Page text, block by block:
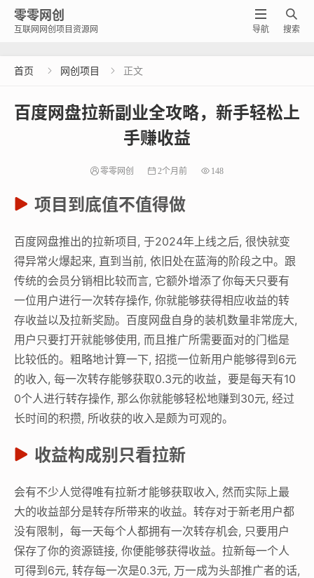
零零网创
互联网网创项目资源网

搜索

导航
首页  网创项目  正文
百度网盘拉新副业全攻略，新手轻松上
手赚收益
零零网创 2个月前 148
项目到底值不值得做
百度网盘推出的拉新项目, 于2024年上线之后, 很快就变
得异常火爆起来, 直到当前, 依旧处在蓝海的阶段之中。跟
传统的会员分销相比较而言, 它额外增添了你每天只要有
一位用户进行一次转存操作, 你就能够获得相应收益的转
存收益以及拉新奖励。百度网盘自身的装机数量非常庞大,
用户只要打开就能够使用, 而且推广所需要面对的门槛是
比较低的。粗略地计算一下, 招揽一位新用户能够得到6元
的收入, 每一次转存能够获取0.3元的收益，要是每天有10
0个人进行转存操作, 那么你就能够轻松地赚到30元, 经过
长时间的积攒, 所收获的收入是颇为可观的。
收益构成别只看拉新
会有不少人觉得唯有拉新才能够获取收入, 然而实际上最
大的收益部分是转存所带来的收益。转存对于新老用户都
没有限制，每一天每个人都拥有一次转存机会, 只要用户
保存了你的资源链接, 你便能够获得收益。拉新每一个人
可得到6元, 转存每一次是0.3元, 万一成为头部推广者的话,